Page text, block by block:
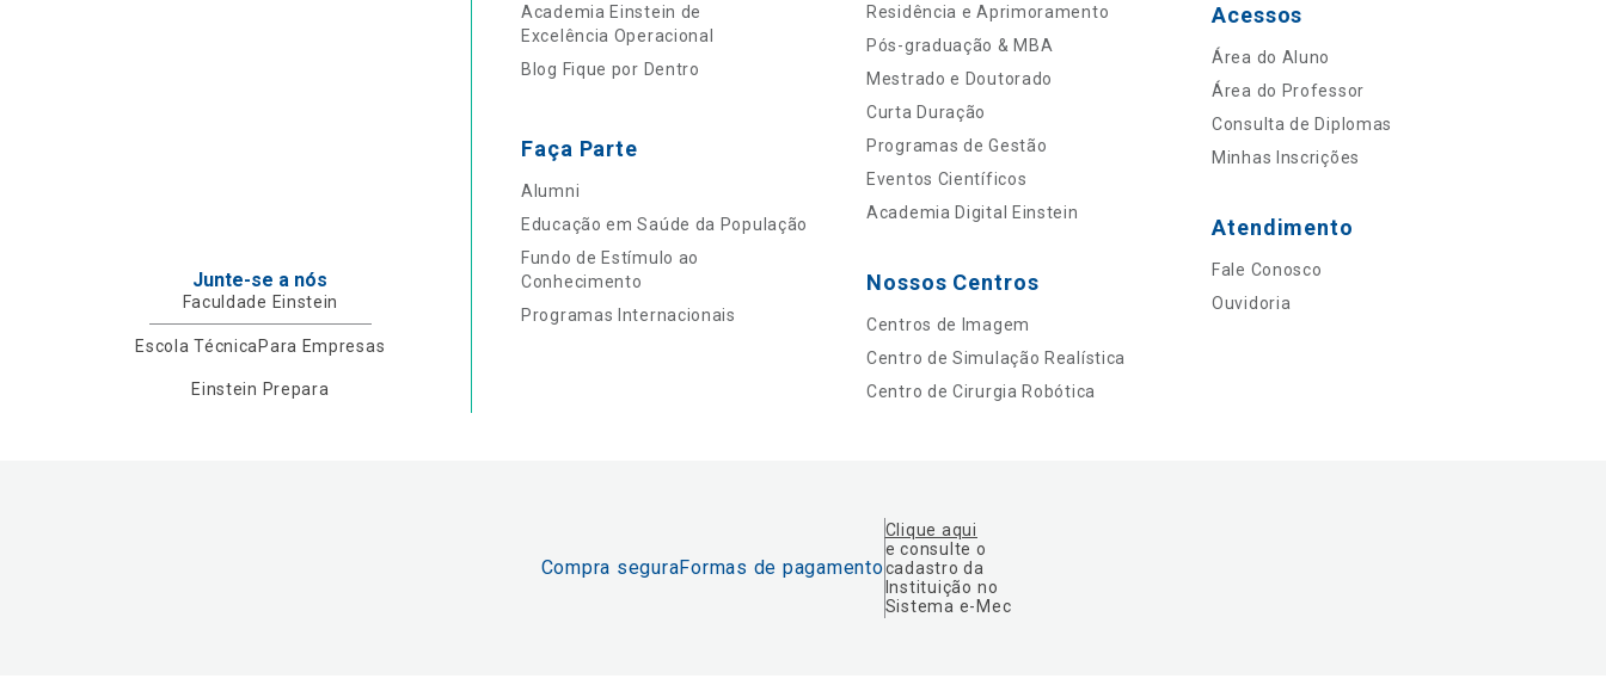
Junte-se a nós
Faculdade Einstein
Escola Técnica Para Empresas
Einstein Prepara
Academia Einstein de
Excelência Operacional
Blog Fique por Dentro
Faça Parte
Alumni
Educação em Saúde da População
Fundo de Estímulo ao
Conhecimento
Programas Internacionais
Residência e Aprimoramento
Pós-graduação & MBA
Mestrado e Doutorado
Curta Duração
Programas de Gestão
Eventos Científicos
Academia Digital Einstein
Nossos Centros
Centros de Imagem
Centro de Simulação Realística
Centro de Cirurgia Robótica
Acessos
Área do Aluno
Área do Professor
Consulta de Diplomas
Minhas Inscrições
Atendimento
Fale Conosco
Ouvidoria
Compra seguraFormas de pagamento
Clique aqui
e consulte o
cadastro da
Instituição no
Sistema e-Mec